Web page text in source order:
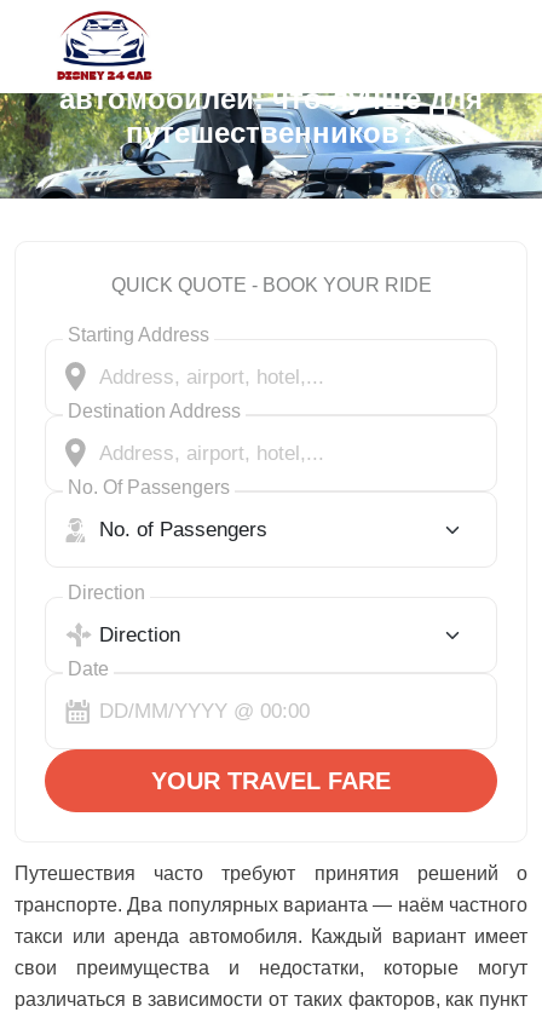
Частные такси или аренда
автомобилей: что лучше для
путешественников?
QUICK QUOTE - BOOK YOUR RIDE
Starting Address
Destination Address
No. Of Passengers
Direction
Date
YOUR TRAVEL FARE
Путешествия часто требуют принятия решений о
транспорте. Два популярных варианта — наём частного
такси или аренда автомобиля. Каждый вариант имеет
свои преимущества и недостатки, которые могут
различаться в зависимости от таких факторов, как пункт